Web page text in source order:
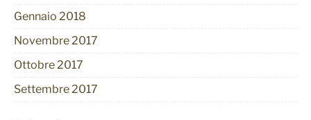
Gennaio 2018
Novembre 2017
Ottobre 2017
Settembre 2017